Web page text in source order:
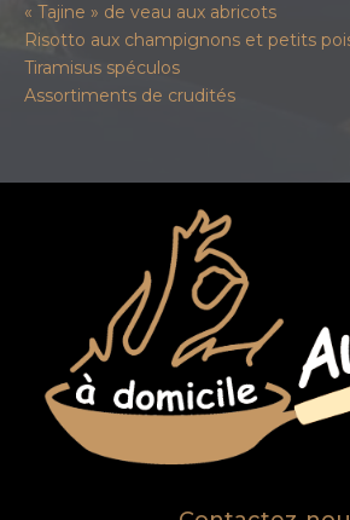
« Tajine » de veau aux abricots
Risotto aux champignons et petits
Tiramisus spéculos
Assortiments de crudités